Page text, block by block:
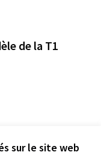
sur le site web
de la T1